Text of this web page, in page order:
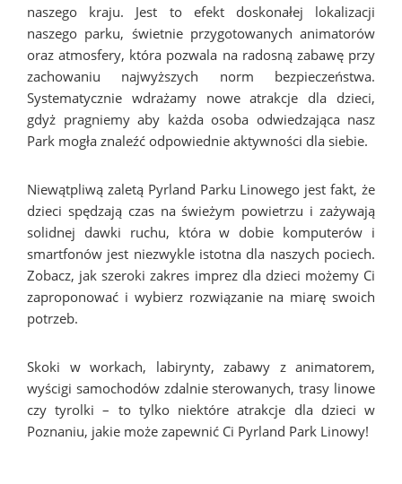
naszego kraju. Jest to efekt doskonałej lokalizacji
naszego parku, świetnie przygotowanych animatorów
oraz atmosfery, która pozwala na radosną zabawę przy
zachowaniu najwyższych norm bezpieczeństwa.
Systematycznie wdrażamy nowe atrakcje dla dzieci,
gdyż pragniemy aby każda osoba odwiedzająca nasz
Park mogła znaleźć odpowiednie aktywności dla siebie.
Niewątpliwą zaletą Pyrland Parku Linowego jest fakt, że
dzieci spędzają czas na świeżym powietrzu i zażywają
solidnej dawki ruchu, która w dobie komputerów i
smartfonów jest niezwykle istotna dla naszych pociech.
Zobacz, jak szeroki zakres imprez dla dzieci możemy Ci
zaproponować i wybierz rozwiązanie na miarę swoich
potrzeb.
Skoki w workach, labirynty, zabawy z animatorem,
wyścigi samochodów zdalnie sterowanych, trasy linowe
czy tyrolki – to tylko niektóre atrakcje dla dzieci w
Poznaniu, jakie może zapewnić Ci Pyrland Park Linowy!